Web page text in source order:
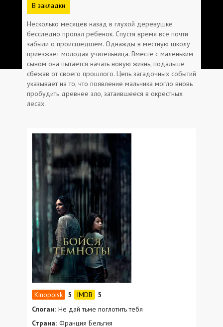
В закладки
Несколько месяцев назад в глухой деревушке
бесследно пропал ребенок. Спустя время все почти
забыли о происшедшем. Однажды в местную школу
приезжает молодая учительница. Вместе с маленьким
сыном она пытается начать новую жизнь, подальше
сбежав от своего прошлого. Цепь загадочных событий
указывает на то, что появление мальчика могло вновь
пробудить древнее зло, затаившееся в окрестных
лесах.
5
5
Слоган: Не дай тьме поглотить тебя
Страна: Франция Бельгия